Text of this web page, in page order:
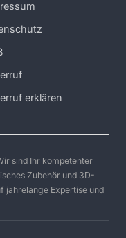
erklären
sind Ihr kompetenter
Zubehör und 3D-
jahrelange Expertise und